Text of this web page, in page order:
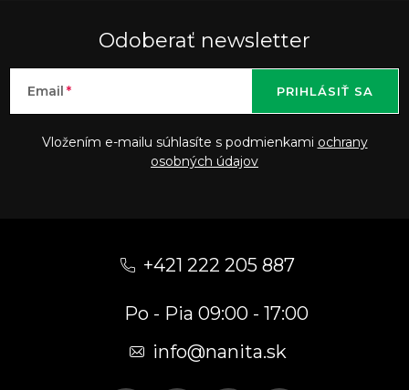
Odoberať newsletter
Email
Vložením e-mailu súhlasíte s podmienkami ochrany
osobných údajov
PRIHLÁSIŤ SA
+421 222 205 887
Po - Pia 09:00 - 17:00
info@nanita.sk